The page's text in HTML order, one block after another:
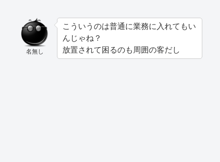
名無し
こういうのは普通に業務に入れてもい
んじゃね？
放置されて困るのも周囲の客だし